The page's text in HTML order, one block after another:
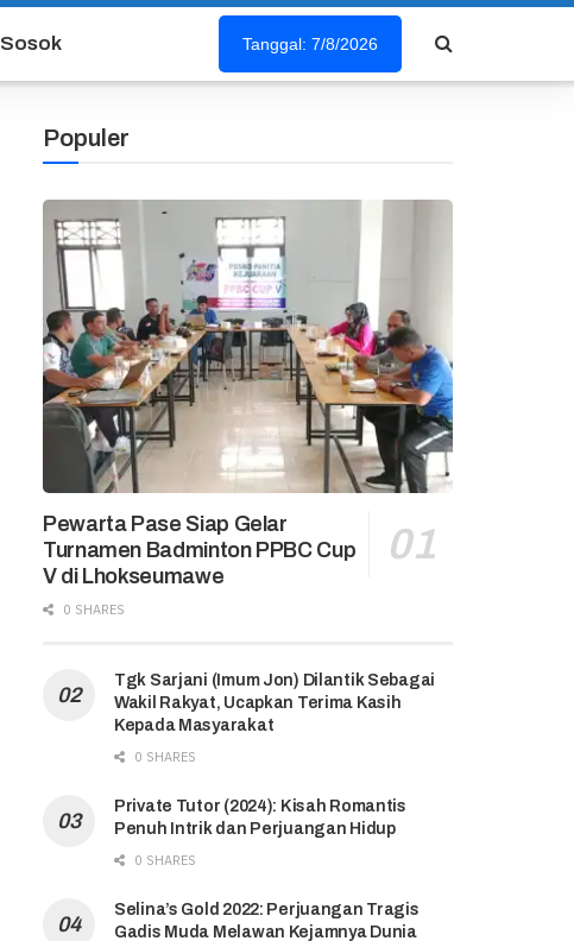
Sosok Tanggal: 7/8/2026
Populer
Pewarta Pase Siap Gelar
Turnamen Badminton PPBC Cup
V di Lhokseumawe
0 SHARES
Tgk Sarjani (Imum Jon) Dilantik Sebagai
Wakil Rakyat, Ucapkan Terima Kasih
Kepada Masyarakat
0 SHARES
Private Tutor (2024): Kisah Romantis
Penuh Intrik dan Perjuangan Hidup
0 SHARES
Selina’s Gold 2022: Perjuangan Tragis
Gadis Muda Melawan Kejamnya Dunia